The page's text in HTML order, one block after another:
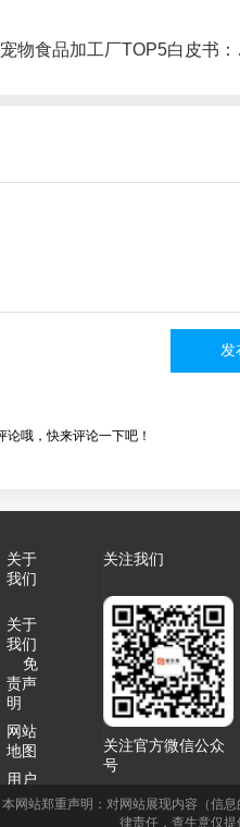
2026
发
论哦，快来评论一下吧！
关于
我们
关于
我们
免
责声
明
网站
地图
用户
协议
关注我们
关注官方微信公众
号
本网站郑重声明：对网站展现内容（信
律责任，查生意仅提